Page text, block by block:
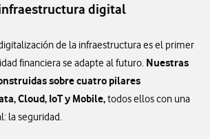
digital
de la infraestructura es el primer
financiera se adapte al futuro. Nuestras
sobre cuatro pilares
Cloud, IoT y Mobile,todos ellos con una
la seguridad.